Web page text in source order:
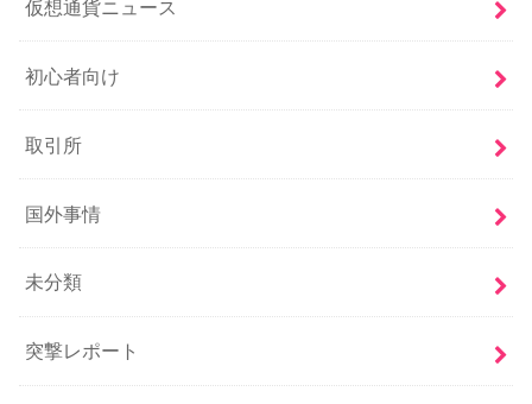
仮想通貨ニュース
初心者向け
取引所
国外事情
未分類
突撃レポート